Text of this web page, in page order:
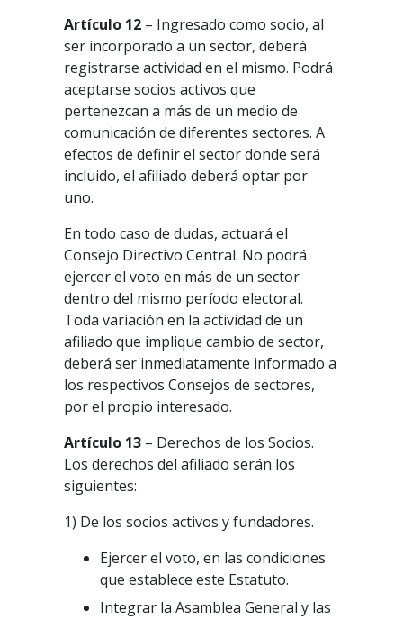
Artículo 12 – Ingresado como socio, al
ser incorporado a un sector, deberá
registrarse actividad en el mismo. Podrá
aceptarse socios activos que
pertenezcan a más de un medio de
comunicación de diferentes sectores. A
efectos de definir el sector donde será
incluido, el afiliado deberá optar por
uno.
En todo caso de dudas, actuará el
Consejo Directivo Central. No podrá
ejercer el voto en más de un sector
dentro del mismo período electoral.
Toda variación en la actividad de un
afiliado que implique cambio de sector,
deberá ser inmediatamente informado a
los respectivos Consejos de sectores,
por el propio interesado.
Artículo 13 – Derechos de los Socios.
Los derechos del afiliado serán los
siguientes:
1) De los socios activos y fundadores.
Ejercer el voto, en las condiciones
que establece este Estatuto.
Integrar la Asamblea General y las